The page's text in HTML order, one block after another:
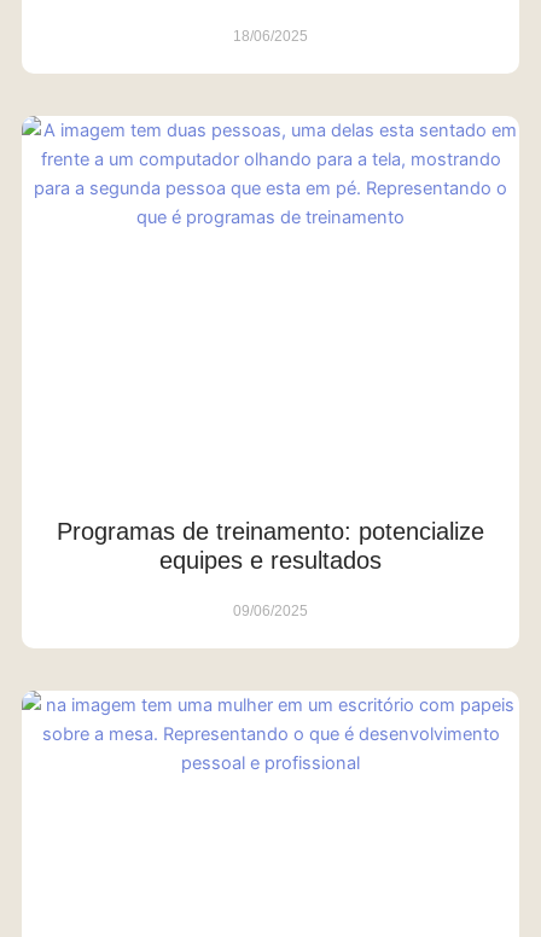
18/06/2025
Programas de treinamento: potencialize
equipes e resultados
09/06/2025